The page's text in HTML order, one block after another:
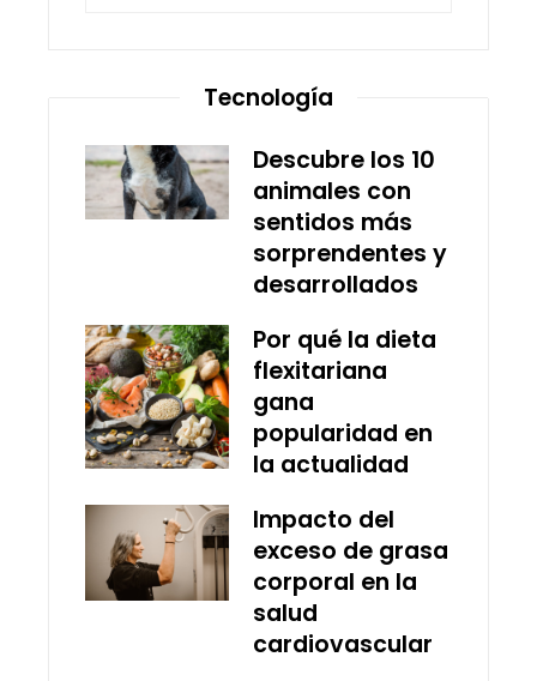
Tecnología
Descubre los 10
animales con
sentidos más
sorprendentes y
desarrollados
Por qué la dieta
flexitariana
gana
popularidad en
la actualidad
Impacto del
exceso de grasa
corporal en la
salud
cardiovascular